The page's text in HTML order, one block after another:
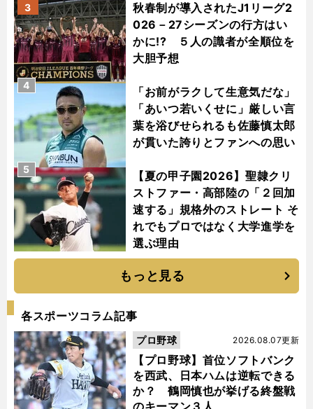
秋春制が導入されたJ1リーグ2
026－27シーズンの行方はい
かに!? ５人の識者が全順位を
大胆予想
3
「お前がラクして生意気だな」
「あいつ若いくせに」厳しい言
葉を浴びせられるも佐藤慎太郎
が貫いた誇りとファンへの思い
4
【夏の甲子園2026】聖隷クリ
ストファー・高部陸の「２回加
速する」規格外のストレート そ
れでもプロではなく大学進学を
選ぶ理由
5
もっと見る
各スポーツコラム記事
【プロ野球】首位ソフトバンク
を西武、日本ハムは逆転できる
か？ 鶴岡慎也が挙げる終盤戦
2026.08.07更新
プロ野球